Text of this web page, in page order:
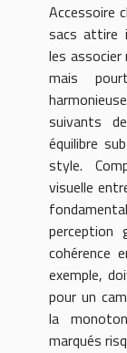
Accessoire
sacs attire
les associer
mais
suivants
équilibre
style.
visuelle
perception
cohérence
exemple,
pour un
la
marqués